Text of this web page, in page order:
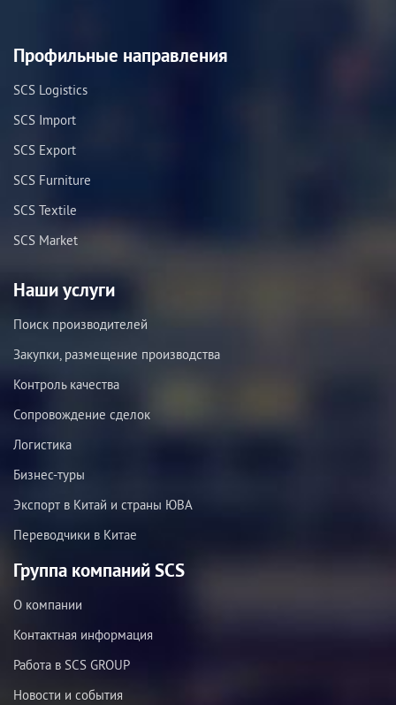
Профильные направления
SCS Logistics
SCS Import
SCS Export
SCS Furniture
SCS Textile
SCS Market
Наши услуги
Поиск производителей
Закупки, размещение производства
Контроль качества
Сопровождение сделок
Логистика
Бизнес-туры
Экспорт в Китай и страны ЮВА
Переводчики в Китае
Группа компаний SCS
О компании
Контактная информация
Работа в SCS GROUP
Новости и события